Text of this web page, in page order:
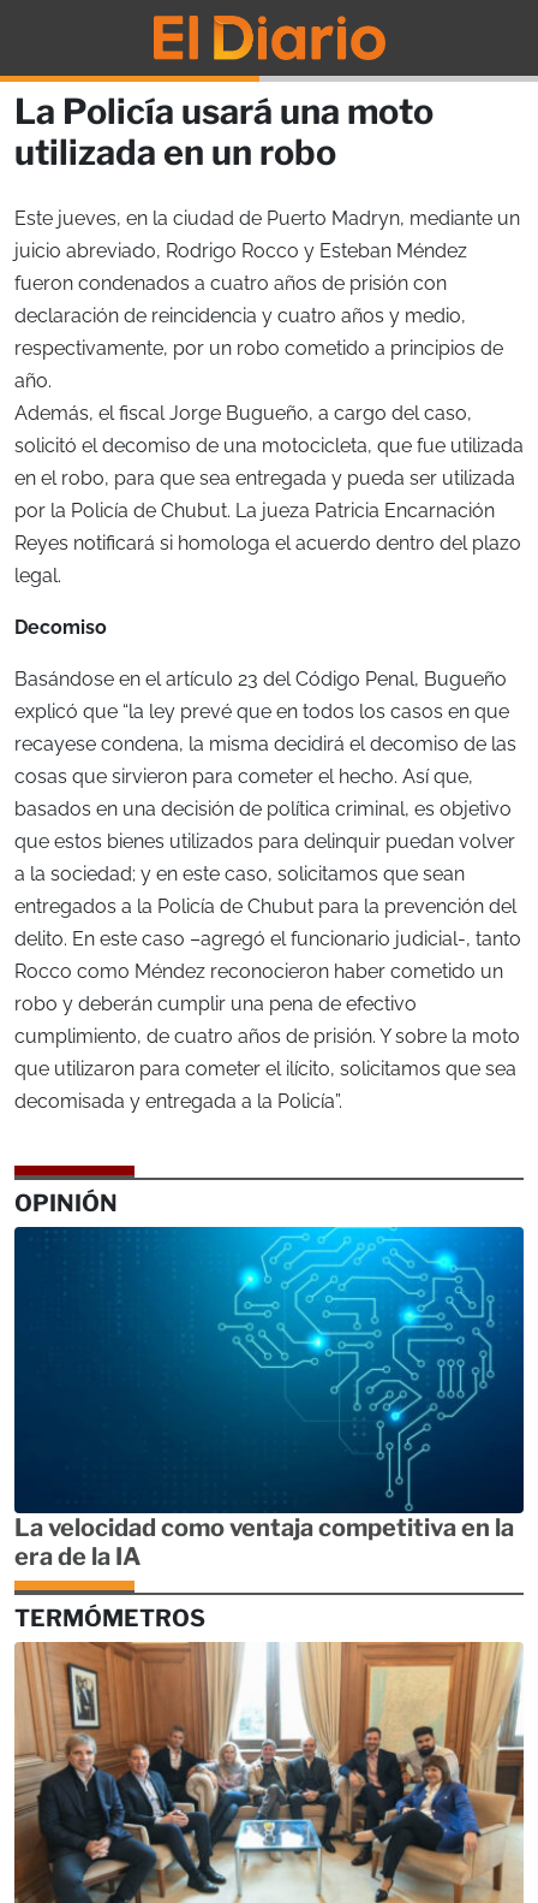
La Policía usará una moto
utilizada en un robo
Este jueves, en la ciudad de Puerto Madryn, mediante un
juicio abreviado, Rodrigo Rocco y Esteban Méndez
fueron condenados a cuatro años de prisión con
declaración de reincidencia y cuatro años y medio,
respectivamente, por un robo cometido a principios de
año.
Además, el fiscal Jorge Bugueño, a cargo del caso,
solicitó el decomiso de una motocicleta, que fue utilizada
en el robo, para que sea entregada y pueda ser utilizada
por la Policía de Chubut. La jueza Patricia Encarnación
Reyes notificará si homologa el acuerdo dentro del plazo
legal.
Decomiso
Basándose en el artículo 23 del Código Penal, Bugueño
explicó que “la ley prevé que en todos los casos en que
recayese condena, la misma decidirá el decomiso de las
cosas que sirvieron para cometer el hecho. Así que,
basados en una decisión de política criminal, es objetivo
que estos bienes utilizados para delinquir puedan volver
a la sociedad; y en este caso, solicitamos que sean
entregados a la Policía de Chubut para la prevención del
delito. En este caso –agregó el funcionario judicial-, tanto
Rocco como Méndez reconocieron haber cometido un
robo y deberán cumplir una pena de efectivo
cumplimiento, de cuatro años de prisión. Y sobre la moto
que utilizaron para cometer el ilícito, solicitamos que sea
decomisada y entregada a la Policía”.
OPINIÓN
La velocidad como ventaja competitiva en la
era de la IA
TERMÓMETROS